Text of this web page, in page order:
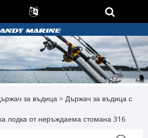
за въдица > Държач за въдица с
лодка от неръждаема стомана 316